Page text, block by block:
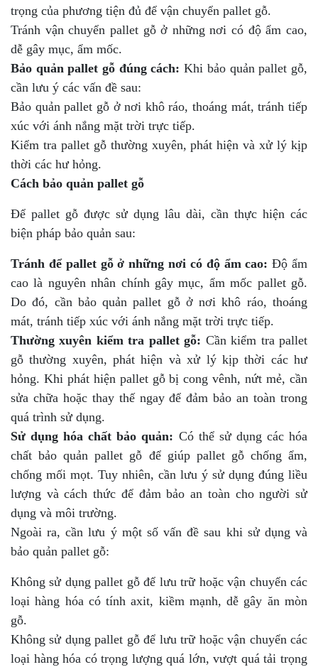
trọng của phương tiện đủ để vận chuyển pallet gỗ.
Tránh vận chuyển pallet gỗ ở những nơi có độ ẩm cao,
dễ gây mục, ẩm mốc.
Bảo quản pallet gỗ đúng cách: Khi bảo quản pallet gỗ,
cần lưu ý các vấn đề sau:
Bảo quản pallet gỗ ở nơi khô ráo, thoáng mát, tránh tiếp
xúc với ánh nắng mặt trời trực tiếp.
Kiểm tra pallet gỗ thường xuyên, phát hiện và xử lý kịp
thời các hư hỏng.
Cách bảo quản pallet gỗ
Để pallet gỗ được sử dụng lâu dài, cần thực hiện các
biện pháp bảo quản sau:
Tránh để pallet gỗ ở những nơi có độ ẩm cao: Độ ẩm
cao là nguyên nhân chính gây mục, ẩm mốc pallet gỗ.
Do đó, cần bảo quản pallet gỗ ở nơi khô ráo, thoáng
mát, tránh tiếp xúc với ánh nắng mặt trời trực tiếp.
Thường xuyên kiểm tra pallet gỗ: Cần kiểm tra pallet
gỗ thường xuyên, phát hiện và xử lý kịp thời các hư
hỏng. Khi phát hiện pallet gỗ bị cong vênh, nứt mẻ, cần
sửa chữa hoặc thay thế ngay để đảm bảo an toàn trong
quá trình sử dụng.
Sử dụng hóa chất bảo quản: Có thể sử dụng các hóa
chất bảo quản pallet gỗ để giúp pallet gỗ chống ẩm,
chống mối mọt. Tuy nhiên, cần lưu ý sử dụng đúng liều
lượng và cách thức để đảm bảo an toàn cho người sử
dụng và môi trường.
Ngoài ra, cần lưu ý một số vấn đề sau khi sử dụng và
bảo quản pallet gỗ:
Không sử dụng pallet gỗ để lưu trữ hoặc vận chuyển các
loại hàng hóa có tính axit, kiềm mạnh, dễ gây ăn mòn
gỗ.
Không sử dụng pallet gỗ để lưu trữ hoặc vận chuyển các
loại hàng hóa có trọng lượng quá lớn, vượt quá tải trọng